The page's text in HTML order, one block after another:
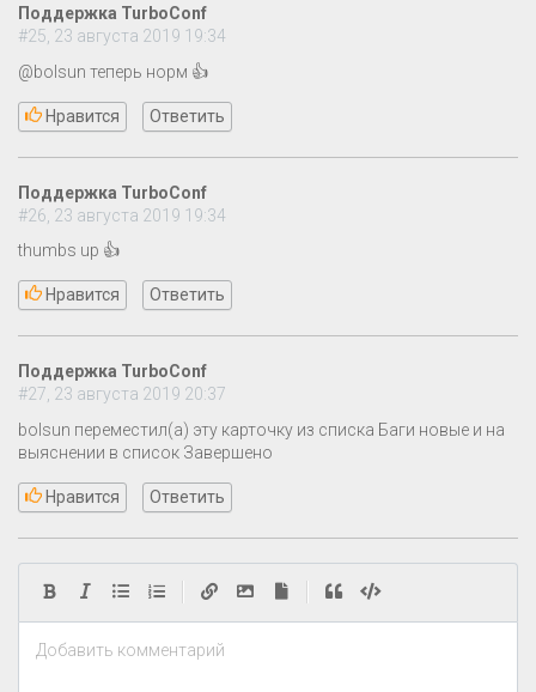
Поддержка TurboConf
#25, 23 августа 2019 19:34
@bolsun теперь норм 👍
Нравится Ответить
Поддержка TurboConf
#26, 23 августа 2019 19:34
thumbs up 👍
Нравится Ответить
Поддержка TurboConf
#27, 23 августа 2019 20:37
bolsun переместил(а) эту карточку из списка Баги новые и на
выяснении в список Завершено
Нравится Ответить
Добавить комментарий